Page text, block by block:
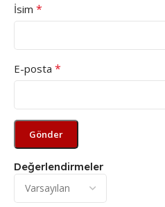
Değerlendirmeler
İsim *
E-posta *